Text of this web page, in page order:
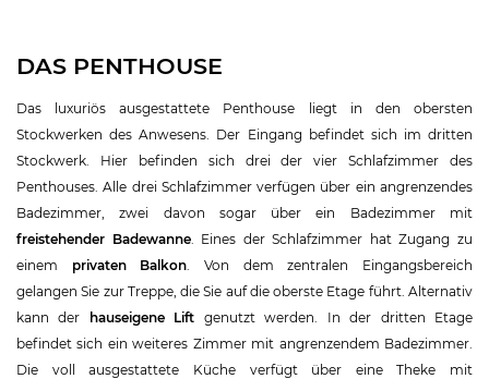
DAS PENTHOUSE
Das luxuriös ausgestattete Penthouse liegt in den obersten
Stockwerken des Anwesens. Der Eingang befindet sich im dritten
Stockwerk. Hier befinden sich drei der vier Schlafzimmer des
Penthouses. Alle drei Schlafzimmer verfügen über ein angrenzendes
Badezimmer, zwei davon sogar über ein Badezimmer mit
freistehender Badewanne. Eines der Schlafzimmer hat Zugang zu
einem privaten Balkon . Von dem zentralen Eingangsbereich
gelangen Sie zur Treppe, die Sie auf die oberste Etage führt. Alternativ
kann der hauseigene Lift genutzt werden. In der dritten Etage
befindet sich ein weiteres Zimmer mit angrenzendem Badezimmer.
Die voll ausgestattete Küche verfügt über eine Theke mit